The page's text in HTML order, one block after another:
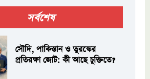
সর্বশেষ
সৌদি, পাকিস্তান ও তুরস্কের
প্রতিরক্ষা জোট: কী আছে চুক্তিতে?